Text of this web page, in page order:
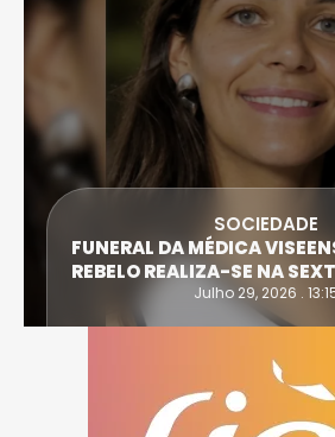
SOCIEDADE
FUNERAL DA MÉDICA
REBELO REALIZA-SE NA
Julho 29, 2026 .